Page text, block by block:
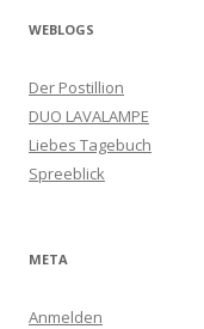
WEBLOGS
Der Postillion
DUO LAVALAMPE
Liebes Tagebuch
Spreeblick
META
Anmelden